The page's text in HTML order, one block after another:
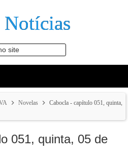
site
Novelas
Cabocla - capítulo 051, quinta,
051, quinta, 05 de